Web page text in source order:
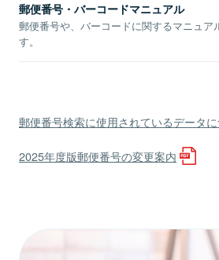
郵便番号・バーコードマニュアル
郵便番号や、バーコードに関するマニュア
す。
郵便番号検索に使用されているデータ
2025年度版郵便番号の変更案内